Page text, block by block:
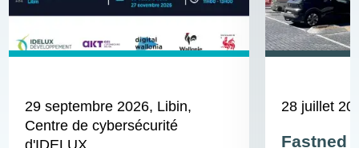
29 septembre 2026, Libin,
Centre de cybersécurité
d'IDELUX
28 juillet
Fastned